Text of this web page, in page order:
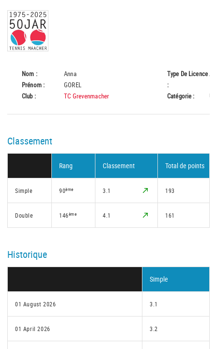
Nom :
Anna
Prénom :
GOREL
Club :
TC Grevenmacher
Type De Licence
:
A
Catégorie :
Classement
Rang Classement Total de points
Simple 90ème 3.1 193
Double 146ème 4.1 161
Historique
Simple
01 August 2026 3.1
01 April 2026 3.2